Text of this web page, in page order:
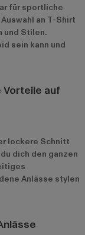
für sportliche
an T-Shirt
und Stilen.
sein kann und
Vorteile auf
lockere Schnitt
dich den ganzen
Anlässe stylen